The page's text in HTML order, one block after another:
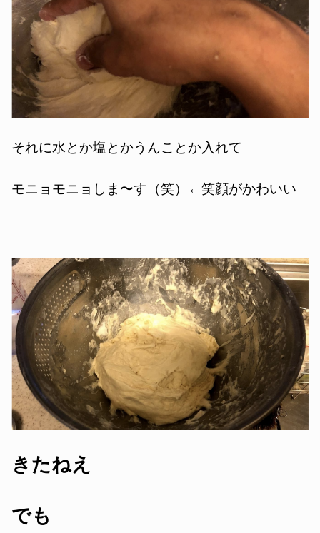
それに水とか塩とかうんことか入れて
モニョモニョしま〜す（笑）←笑顔がかわいい
きたねえ
でも